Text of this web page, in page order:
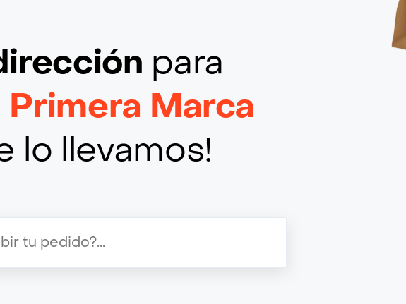
para
Primera Marca
lo llevamos!